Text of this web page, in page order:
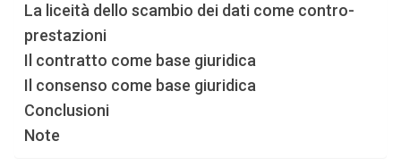
La liceità dello scambio dei dati come contro-
prestazioni
Il contratto come base giuridica
Il consenso come base giuridica
Conclusioni
Note